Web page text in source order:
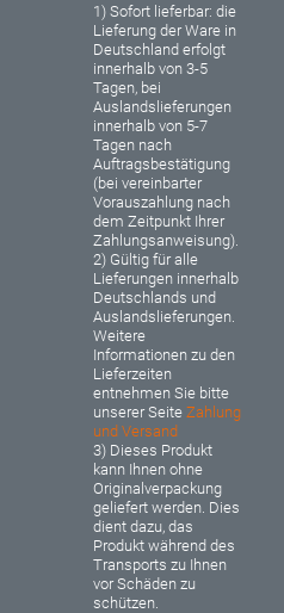
1) Sofort lieferbar: die
Lieferung der Ware in
Deutschland erfolgt
innerhalb von 3-5
Tagen, bei
Auslandslieferungen
innerhalb von 5-7
Tagen nach
Auftragsbestätigung
(bei vereinbarter
Vorauszahlung nach
dem Zeitpunkt Ihrer
Zahlungsanweisung).
2) Gültig für alle
Lieferungen innerhalb
Deutschlands und
Auslandslieferungen.
Weitere
Informationen zu den
Lieferzeiten
entnehmen Sie bitte
unserer SeiteZahlung
und Versand
3) Dieses Produkt
kann Ihnen ohne
Originalverpackung
geliefert werden. Dies
dient dazu, das
Produkt während des
Transports zu Ihnen
vor Schäden zu
schützen.